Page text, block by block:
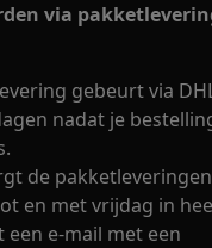
via
gebeurt via
nadat je
de
en met vrijdag in
een e-mail met een